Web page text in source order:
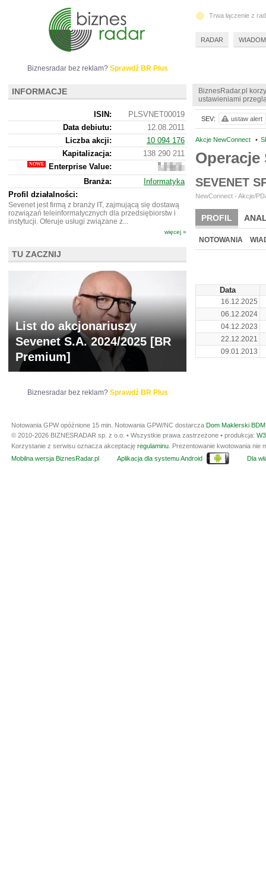
BiznesRadar.pl
ustawieniami
Akcje NewConnect •
Operacje
SEVENET
NewConnect - Akcje/
PROFIL
BR LAB
NOTOWANIA
Data
16.12.2025
06.12.2024
04.12.2023
22.12.2021
09.01.2013
SEV: ustaw alert
Biznesradar bez reklam? Sprawdź BR Plus
INFORMACJE
ISIN:
PLSVNET00019
Data debiutu:
12.08.2011
Liczba akcji:
10 094 176
Kapitalizacja:
138 290 211
Enterprise Value:
473 211
Branża:
Informatyka
Profil działalności:
Sevenet jest firmą z branży IT, zajmującą się dostawą
rozwiązań teleinformatycznych dla przedsiębiorstw i
instytucji. Oferuje usługi związane z...
więcej »
TU ZACZNIJ
List do akcjonariuszy
Sevenet S.A. 2024/2025 [BR
Premium]
Biznesradar bez reklam? Sprawdź BR Plus
Trwa łączenie z
RADAR
Notowania GPW opóźnione 15 min. Notowania GPW/NC dostarcza Dom Maklerski
© 2010-2026 BIZNESRADAR sp. z o.o. • Wszystkie prawa zastrzeżone • produkcja:
Korzystanie z serwisu oznacza akceptację regulaminu . Prezentowanie kwotowania
Mobilna wersja BiznesRadar.pl
Aplikacja dla systemu Android Dla